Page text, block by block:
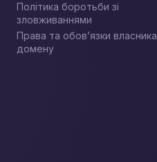
Політика боротьби зі
зловживаннями
Права та обов’язки власника
домену